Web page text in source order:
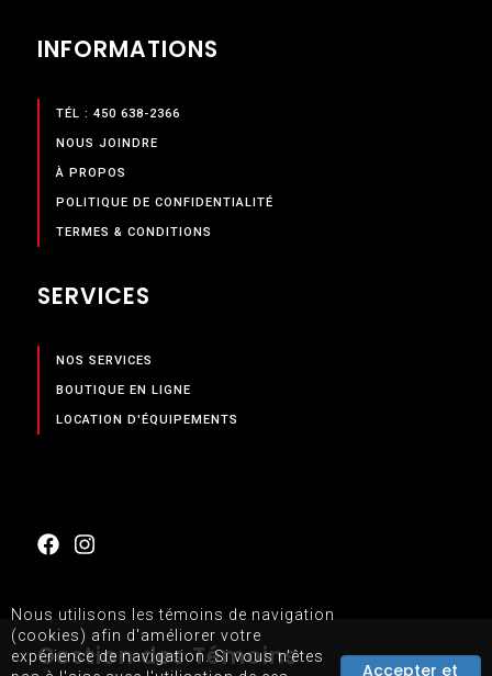
Gestion des Témoins
Nous utilisons les témoins de navigation
(cookies) afin d'améliorer votre
expérience de navigation. Si vous n'êtes
Accepter et
INFORMATIONS
TÉL : 450 638-2366
NOUS JOINDRE
À PROPOS
POLITIQUE DE CONFIDENTIALITÉ
TERMES & CONDITIONS
SERVICES
NOS SERVICES
BOUTIQUE EN LIGNE
LOCATION D'ÉQUIPEMENTS